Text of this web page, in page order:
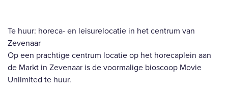
Te huur: horeca- en leisurelocatie in het centrum van
Zevenaar
Op een prachtige centrum locatie op het horecaplein aan
de Markt in Zevenaar is de voormalige bioscoop Movie
Unlimited te huur.